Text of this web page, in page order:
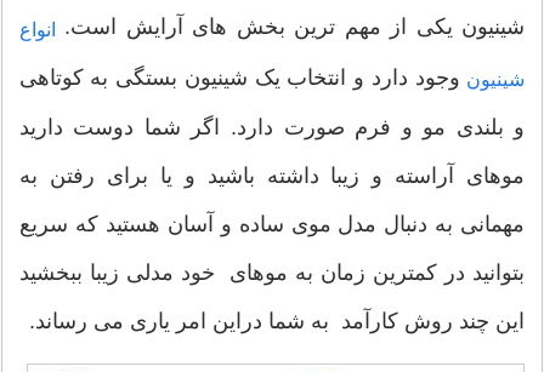
شینیون یکی از مهم ترین بخش های آرایش است. انواع
شینیون وجود دارد و انتخاب یک شینیون بستگی به کوتاهی
و بلندی مو و فرم صورت دارد. اگر شما دوست دارید
موهای آراسته و زیبا داشته باشید و یا برای رفتن به
مهمانی به دنبال مدل موی ساده و آسان هستید که سریع
بتوانید در کمترین زمان به موهای خود مدلی زیبا ببخشید
این چند روش کارآمد به شما دراین امر یاری می رساند.